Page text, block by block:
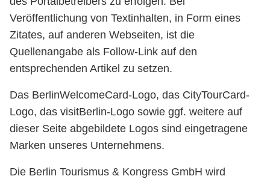
Veröffentlichung von Textinhalten, in Form eines
Zitates, auf anderen Webseiten, ist die
Quellenangabe als Follow-Link auf den
entsprechenden Artikel zu setzen.
Das BerlinWelcomeCard-Logo, das CityTourCard-
Logo, das visitBerlin-Logo sowie ggf. weitere auf
dieser Seite abgebildete Logos sind eingetragene
Marken unseres Unternehmens.
Die Berlin Tourismus & Kongress GmbH wird